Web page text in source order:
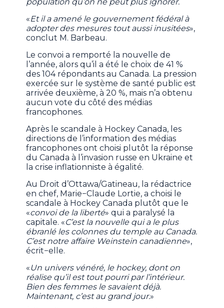
«Et il a amené le gouvernement fédéral à
adopter des mesures tout aussi inusitées»,
conclut M. Barbeau.
Le convoi a remporté la nouvelle de
l’année, alors qu’il a été le choix de 41 %
des 104 répondants au Canada. La pression
exercée sur le système de santé public est
arrivée deuxième, à 20 %, mais n’a obtenu
aucun vote du côté des médias
francophones.
Après le scandale à Hockey Canada, les
directions de l’information des médias
francophones ont choisi plutôt la réponse
du Canada à l’invasion russe en Ukraine et
la crise inflationniste à égalité.
Au Droit d’Ottawa/Gatineau, la rédactrice
en chef, Marie−Claude Lortie, a choisi le
scandale à Hockey Canada plutôt que le
«convoi de la liberté» qui a paralysé la
capitale. «C’est la nouvelle qui a le plus
ébranlé les colonnes du temple au Canada.
C’est notre affaire Weinstein canadienne»,
écrit−elle.
«Un univers vénéré, le hockey, dont on
réalise qu’il est tout pourri par l’intérieur.
Bien des femmes le savaient déjà.
Maintenant, c’est au grand jour.»